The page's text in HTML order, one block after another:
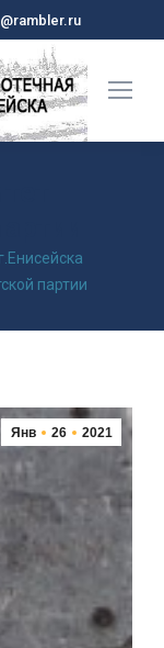
партии
Янв 26 2021